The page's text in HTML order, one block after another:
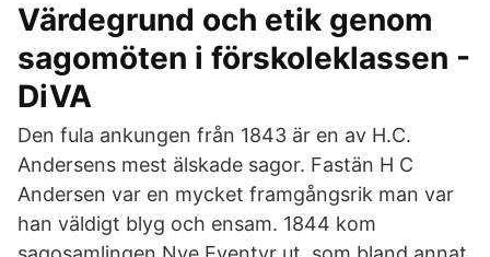
Värdegrund och etik genom
sagomöten i förskoleklassen -
DiVA
Den fula ankungen från 1843 är en av H.C.
Andersens mest älskade sagor. Fastän H C
Andersen var en mycket framgångsrik man var
han väldigt blyg och ensam. 1844 kom